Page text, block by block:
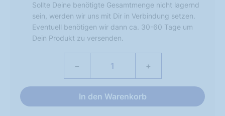
Sollte Deine benötigte Gesamtmenge nicht lagernd
sein, werden wir uns mit Dir in Verbindung setzen.
Eventuell benötigen wir dann ca. 30-60 Tage um
Dein Produkt zu versenden.
− +
In den Warenkorb